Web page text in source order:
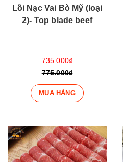
Lõi Nạc Vai Bò Mỹ (loại
2)- Top blade beef
735.000₫
775.000₫
MUA HÀNG